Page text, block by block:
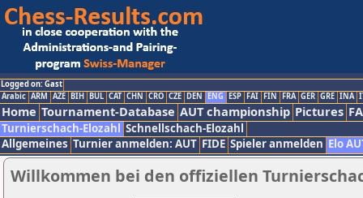
Logged on: Gast
Arabic ARM AZE BIH BUL CAT CHN CRO CZE DEN ENG ESP FAI FIN FRA GER GRE INA
Home Tournament-Database AUT championship Pictures
Turnierschach-Elozahl Schnellschach-Elozahl
Allgemeines Turnier anmelden: AUT FIDE Spieler anmelden Elo
Willkommen bei den offiziellen